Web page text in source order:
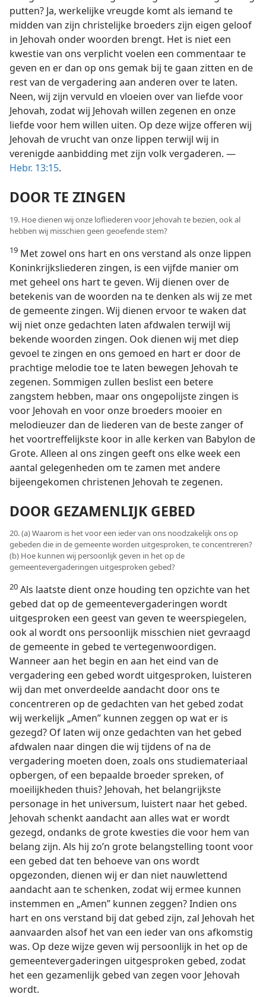
putten? Ja, werkelijke vreugde komt als iemand te
midden van zijn christelijke broeders zijn eigen geloof
in Jehovah onder woorden brengt. Het is niet een
kwestie van ons verplicht voelen een commentaar te
geven en er dan op ons gemak bij te gaan zitten en de
rest van de vergadering aan anderen over te laten.
Neen, wij zijn vervuld en vloeien over van liefde voor
Jehovah, zodat wij Jehovah willen zegenen en onze
liefde voor hem willen uiten. Op deze wijze offeren wij
Jehovah de vrucht van onze lippen terwijl wij in
verenigde aanbidding met zijn volk vergaderen. —
Hebr. 13:15.
DOOR TE ZINGEN
19. Hoe dienen wij onze lofliederen voor Jehovah te bezien, ook al
hebben wij misschien geen geoefende stem?
19 Met zowel ons hart en ons verstand als onze lippen
Koninkrijksliederen zingen, is een vijfde manier om
met geheel ons hart te geven. Wij dienen over de
betekenis van de woorden na te denken als wij ze met
de gemeente zingen. Wij dienen ervoor te waken dat
wij niet onze gedachten laten afdwalen terwijl wij
bekende woorden zingen. Ook dienen wij met diep
gevoel te zingen en ons gemoed en hart er door de
prachtige melodie toe te laten bewegen Jehovah te
zegenen. Sommigen zullen beslist een betere
zangstem hebben, maar ons ongepolijste zingen is
voor Jehovah en voor onze broeders mooier en
melodieuzer dan de liederen van de beste zanger of
het voortreffelijkste koor in alle kerken van Babylon de
Grote. Alleen al ons zingen geeft ons elke week een
aantal gelegenheden om te zamen met andere
bijeengekomen christenen Jehovah te zegenen.
DOOR GEZAMENLIJK GEBED
20. (a) Waarom is het voor een ieder van ons noodzakelijk ons op
gebeden die in de gemeente worden uitgesproken, te concentreren?
(b) Hoe kunnen wij persoonlijk geven in het op de
gemeentevergaderingen uitgesproken gebed?
20 Als laatste dient onze houding ten opzichte van het
gebed dat op de gemeentevergaderingen wordt
uitgesproken een geest van geven te weerspiegelen,
ook al wordt ons persoonlijk misschien niet gevraagd
de gemeente in gebed te vertegenwoordigen.
Wanneer aan het begin en aan het eind van de
vergadering een gebed wordt uitgesproken, luisteren
wij dan met onverdeelde aandacht door ons te
concentreren op de gedachten van het gebed zodat
wij werkelijk „Amen” kunnen zeggen op wat er is
gezegd? Of laten wij onze gedachten van het gebed
afdwalen naar dingen die wij tijdens of na de
vergadering moeten doen, zoals ons studiemateriaal
opbergen, of een bepaalde broeder spreken, of
moeilijkheden thuis? Jehovah, het belangrijkste
personage in het universum, luistert naar het gebed.
Jehovah schenkt aandacht aan alles wat er wordt
gezegd, ondanks de grote kwesties die voor hem van
belang zijn. Als hij zo’n grote belangstelling toont voor
een gebed dat ten behoeve van ons wordt
opgezonden, dienen wij er dan niet nauwlettend
aandacht aan te schenken, zodat wij ermee kunnen
instemmen en „Amen” kunnen zeggen? Indien ons
hart en ons verstand bij dat gebed zijn, zal Jehovah het
aanvaarden alsof het van een ieder van ons afkomstig
was. Op deze wijze geven wij persoonlijk in het op de
gemeentevergaderingen uitgesproken gebed, zodat
het een gezamenlijk gebed van zegen voor Jehovah
wordt.